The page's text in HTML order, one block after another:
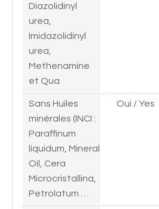
Diazolidinyl
urea,
Imidazolidinyl
urea,
Methenamine
et Qua
Sans Huiles
minérales (INCI :
Paraffinum
liquidum, Mineral
Oil, Cera
Microcristallina,
Petrolatum …
Oui / Yes